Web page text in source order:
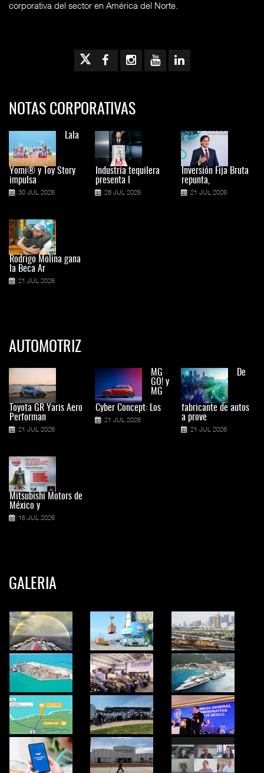
corporativa del sector en América del Norte.
NOTAS CORPORATIVAS
Lala
Yomi® y Toy Story
impulsa
30 JUL 2026
Rodrigo Molina gana
la Beca Ar
21 JUL 2026
Industria tequilera
presenta l
28 JUL 2026
Inversión Fija Bruta
repunta,
21 JUL 2026
AUTOMOTRIZ
Toyota GR Yaris Aero
Performan
21 JUL 2026
Mitsubishi Motors de
México y
16 JUL 2026
MG
GO! y
MG
Cyber Concept: Los
21 JUL 2026
De
fabricante de autos
a prove
21 JUL 2026
GALERIA